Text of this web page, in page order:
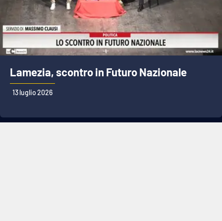
Lamezia, scontro in Futuro Nazionale
13 luglio 2026